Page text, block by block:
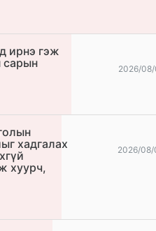
ирнэ гэж
сарын
2026/
хадгалах
хуурч,
2026/08/